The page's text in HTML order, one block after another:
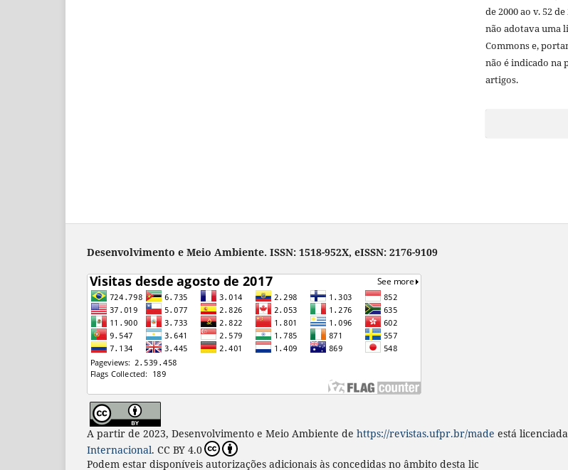
de 2000 ao v. 52
não adotava uma
Commons e,
não é indicado na
artigos.
Desenvolvimento e Meio Ambiente. ISSN: 1518-952X, eISSN: 2176-9109
A partir de 2023, Desenvolvimento e Meio Ambiente de https://revistas.ufpr.br/made está
Internacional. CC BY 4.0
Podem estar disponíveis autorizações adicionais às concedidas no âmbito desta licença em